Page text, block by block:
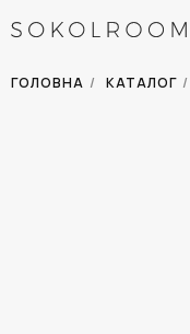
ГОЛОВНА / КАТАЛОГ /